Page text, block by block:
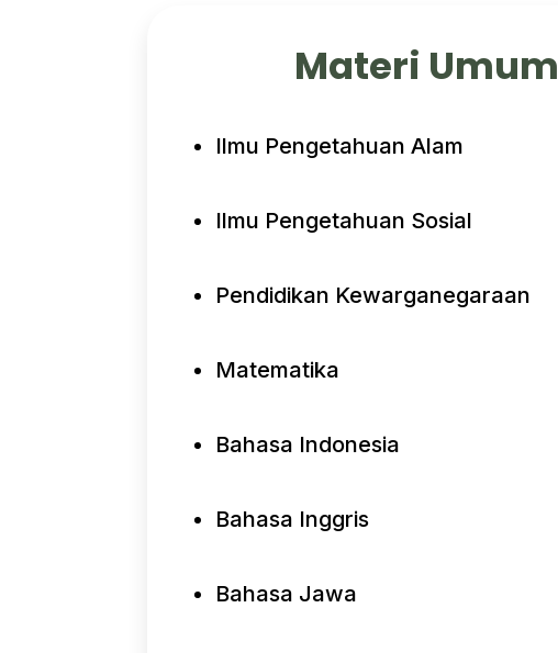
Materi Umum
Ilmu Pengetahuan Alam
Ilmu Pengetahuan Sosial
Pendidikan Kewarganegaraan
Matematika
Bahasa Indonesia
Bahasa Inggris
Bahasa Jawa